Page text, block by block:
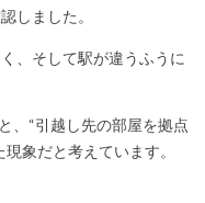
しました。
、そして駅が違うふうに
、“引越し先の部屋を拠点
象だと考えています。